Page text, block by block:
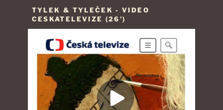
TYLEK & TYLEČEK - VIDEO
CESKATELEVIZE (26')